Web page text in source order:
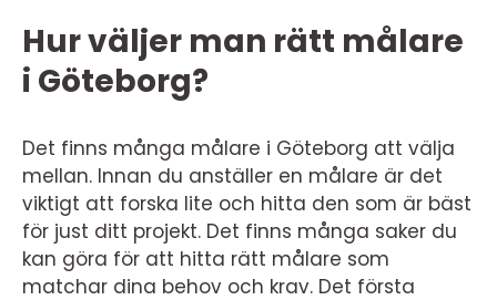
Hur väljer man rätt målare
i Göteborg?
Det finns många målare i Göteborg att välja
mellan. Innan du anställer en målare är det
viktigt att forska lite och hitta den som är bäst
för just ditt projekt. Det finns många saker du
kan göra för att hitta rätt målare som
matchar dina behov och krav. Det första